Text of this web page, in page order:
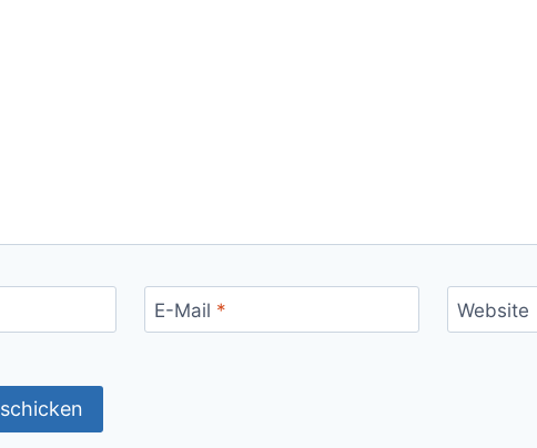
E-Mail * Website